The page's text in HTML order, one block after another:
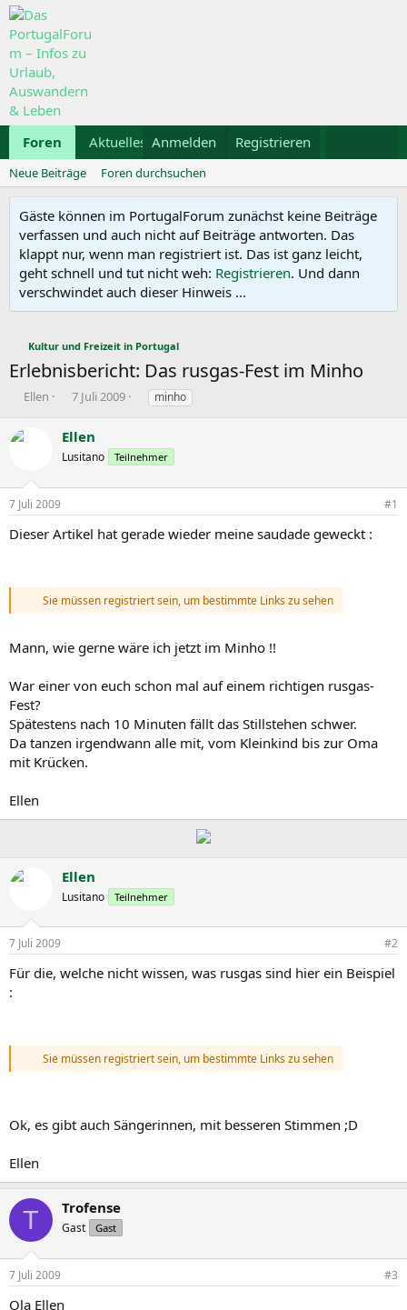
Foren Aktuelles Galerie Kalender
Anmelden Registrieren
Neue Beiträge Foren durchsuchen
Gäste können im PortugalForum zunächst keine Beiträge
verfassen und auch nicht auf Beiträge antworten. Das
klappt nur, wenn man registriert ist. Das ist ganz leicht,
geht schnell und tut nicht weh: Registrieren. Und dann
verschwindet auch dieser Hinweis ...
Kultur und Freizeit in Portugal
Erlebnisbericht: Das rusgas-Fest im Minho
E
s
t
l
e
Ellen
E
s
t
e
l
a
m
7 Juli 2009
S
l
a
w
t
minho
Ellen
Lusitano Teilnehmer
7 Juli 2009 #1
Dieser Artikel hat gerade wieder meine saudade geweckt :
Sie müssen registriert sein, um bestimmte Links zu sehen
Mann, wie gerne wäre ich jetzt im Minho !!
War einer von euch schon mal auf einem richtigen rusgas-
Fest?
Spätestens nach 10 Minuten fällt das Stillstehen schwer.
Da tanzen irgendwann alle mit, vom Kleinkind bis zur Oma
mit Krücken.
Ellen
Ellen
Lusitano Teilnehmer
7 Juli 2009 #2
Für die, welche nicht wissen, was rusgas sind hier ein Beispiel
:
Sie müssen registriert sein, um bestimmte Links zu sehen
Ok, es gibt auch Sängerinnen, mit besseren Stimmen ;D
Ellen
T Trofense
Gast Gast
7 Juli 2009 #3
Ola Ellen